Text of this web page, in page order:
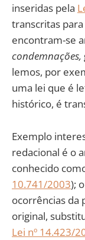
inseridas pela
transcritas
encontram-se
condemnações,
lemos, por
uma lei que é
histórico, é
Exemplo
redacional é o
conhecido
10.741/2003);
ocorrências da
original,
Lei nº 14.423/